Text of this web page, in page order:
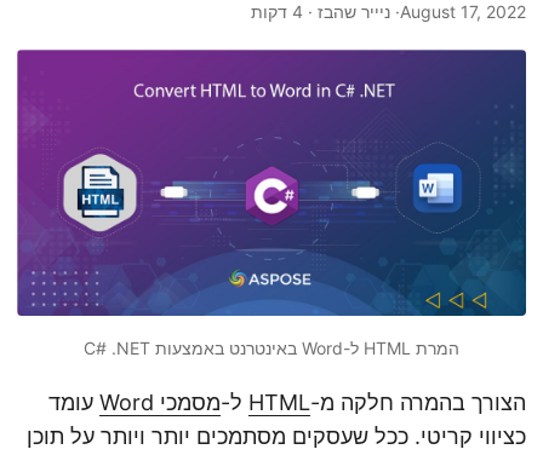
August 17, 2022· ניייר שהבז · 4 דקות
המרת HTML ל-Word באינטרנט באמצעות C# .NET
הצורך בהמרה חלקה מ-HTMLל-מסמכי Word
עומד
כציווי קריטי. ככל שעסקים מסתמכים יותר ויותר על תוכן